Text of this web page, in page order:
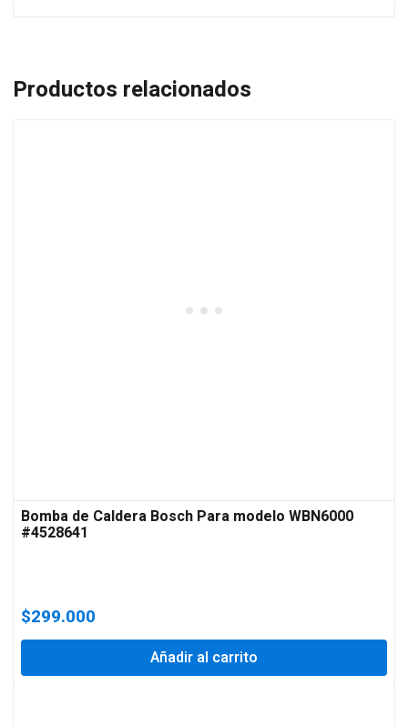
Productos relacionados
Bomba de Caldera Bosch Para modelo WBN6000
#4528641
$299.000
Añadir al carrito